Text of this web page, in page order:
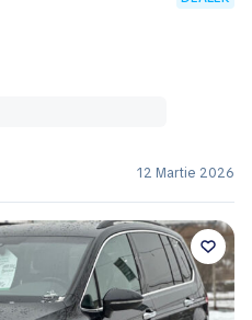
12 Martie 2026